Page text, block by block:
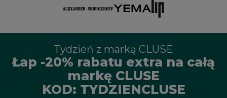
Tydzień z marką CLUSE
Łap -20% rabatu extra na całą
markę CLUSE
KOD: TYDZIENCLUSE